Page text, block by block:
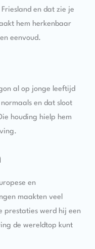
en dat zie je
hem herkenbaar
eenvoud.
al op jonge leeftijd
en dat sloot
houding hielp hem
en
maakten veel
prestaties werd hij een
de wereldtop kunt